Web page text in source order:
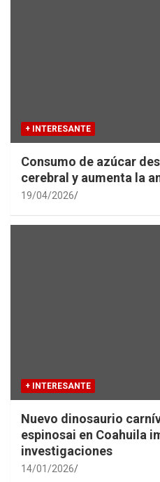
+ INTERESANTE
Consumo de azúcar
cerebral y aumenta la
19/04/2026
+ INTERESANTE
Nuevo dinosaurio
espinosai en Coahuila
investigaciones
14/01/2026